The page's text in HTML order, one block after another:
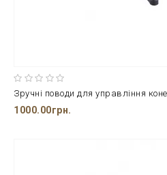
1000.00грн.